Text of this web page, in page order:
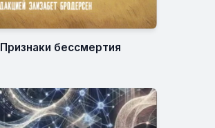
Признаки бессмертия